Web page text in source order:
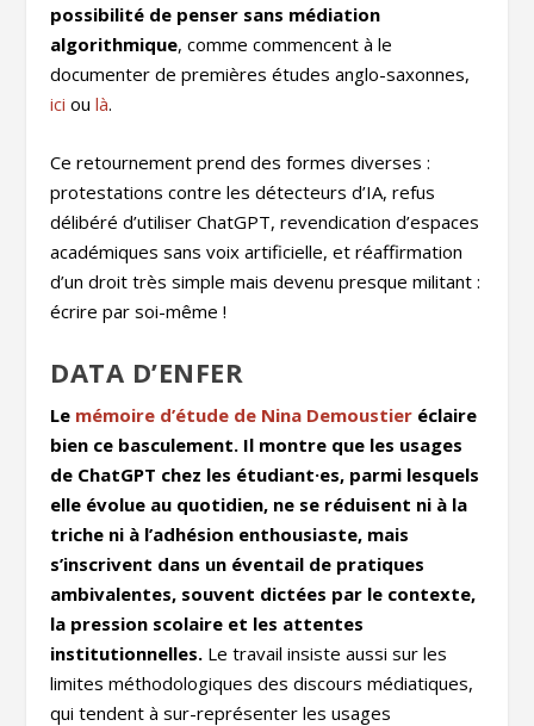
possibilité de penser sans médiation
algorithmique, comme commencent à le
documenter de premières études anglo-saxonnes,
ici oulà.
Ce retournement prend des formes diverses :
protestations contre les détecteurs d’IA, refus
délibéré d’utiliser ChatGPT, revendication d’espaces
académiques sans voix artificielle, et réaffirmation
d’un droit très simple mais devenu presque militant :
écrire par soi-même !
DATA D’ENFER
Le mémoire d’étude de Nina Demoustier éclaire
bien ce basculement. Il montre que les usages
de ChatGPT chez les étudiant·es, parmi lesquels
elle évolue au quotidien, ne se réduisent ni à la
triche ni à l’adhésion enthousiaste, mais
s’inscrivent dans un éventail de pratiques
ambivalentes, souvent dictées par le contexte,
la pression scolaire et les attentes
institutionnelles. Le travail insiste aussi sur les
limites méthodologiques des discours médiatiques,
qui tendent à sur-représenter les usages